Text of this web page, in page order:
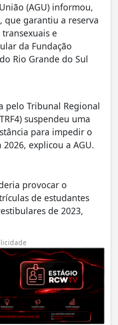
(AGU) informou,
que garantiu a reserva
e
da Fundação
Rio Grande do Sul
pelo Tribunal Regional
suspendeu uma
para impedir o
explicou a AGU.
provocar o
de estudantes
de 2023,